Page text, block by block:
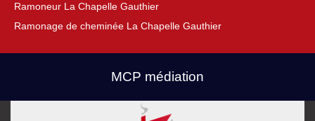
Ramoneur La Chapelle Gauthier
Ramonage de cheminée La Chapelle Gauthier
MCP médiation